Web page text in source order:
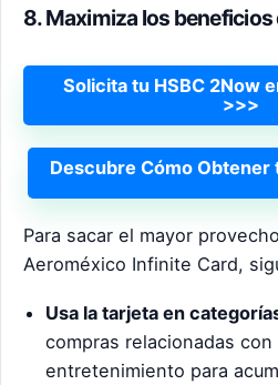
8. Maximiza los beneficios
Solicita tu HSBC 2Now
>>>
Descubre Cómo Obtener
Para sacar el mayor
Aeroméxico Infinite Card,
Usa la tarjeta en
compras relacionadas
entretenimiento para